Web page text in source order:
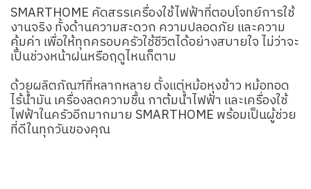
SMARTHOME คัดสรรเครื่องใช้ไฟฟ้าที่ตอบโจทย์การใช้
งานจริง ทั้งด้านความสะดวก ความปลอดภัย และความ
คุ้มค่า เพื่อให้ทุกครอบครัวใช้ชีวิตได้อย่างสบายใจ ไม่ว่าจะ
เป็นช่วงหน้าฝนหรือฤดูไหนก็ตาม
ด้วยผลิตภัณฑ์ที่หลากหลาย ตั้งแต่หม้อหุงข้าว หม้อทอด
ไร้น้ำมัน เครื่องลดความชื้น กาต้มน้ำไฟฟ้า และเครื่องใช้
ไฟฟ้าในครัวอีกมากมาย SMARTHOME พร้อมเป็นผู้ช่วย
ที่ดีในทุกวันของคุณ